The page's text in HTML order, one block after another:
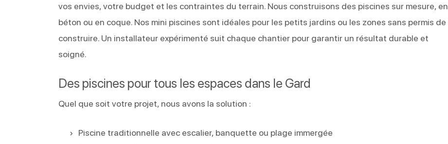
vos envies, votre budget et les contraintes du terrain. Nous construisons des piscines sur mesure, en
béton ou en coque. Nos mini piscines sont idéales pour les petits jardins ou les zones sans permis de
construire. Un installateur expérimenté suit chaque chantier pour garantir un résultat durable et
soigné.
Des piscines pour tous les espaces dans le Gard
Quel que soit votre projet, nous avons la solution :
Piscine traditionnelle avec escalier, banquette ou plage immergée